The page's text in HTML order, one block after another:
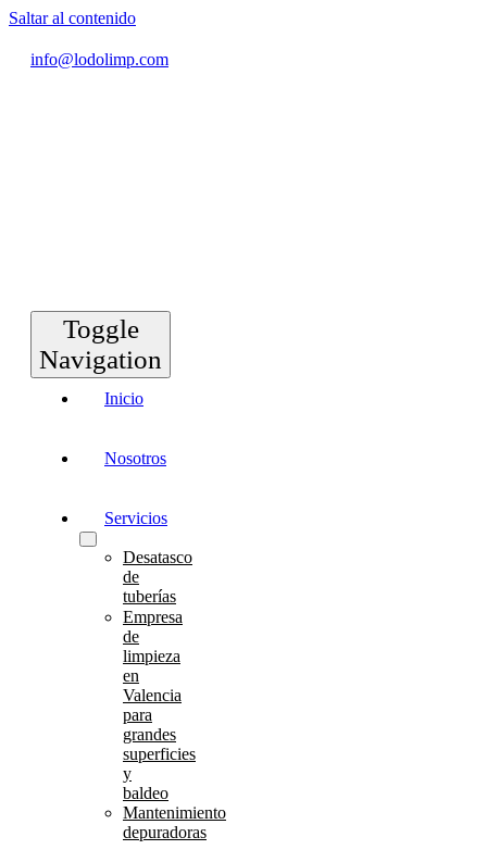
Saltar al contenido
info@lodolimp.com
Toggle
Navigation
Inicio
Nosotros
Servicios
Desatasco
de
tuberías
Empresa
de
limpieza
en
Valencia
para
grandes
superficies
y
baldeo
Mantenimiento
depuradoras